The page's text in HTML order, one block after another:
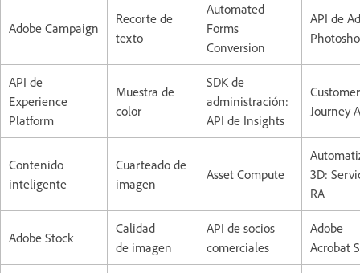
Adobe Campaign
Recorte de
texto
Automated
Forms
Conversion
API de
API de
Experience
Platform
Muestra de
color
SDK de
administración:
API de Insights
Customer
Journey
Contenido
inteligente
Cuarteado de
imagen
Asset Compute
3D:
RA
Adobe Stock
Calidad
de imagen
API de socios
comerciales
Adobe
Acrobat